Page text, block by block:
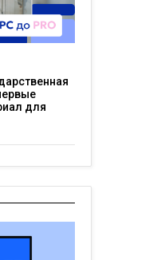
для